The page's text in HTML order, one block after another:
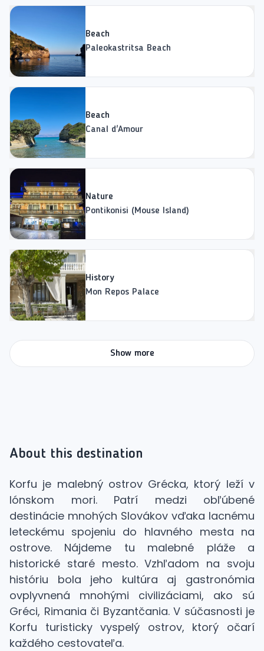
Beach
Paleokastritsa Beach
Beach
Canal d'Amour
Nature
Pontikonisi (Mouse Island)
History
Mon Repos Palace
Show more
About this destination
Korfu je malebný ostrov Grécka, ktorý leží v
Iónskom mori. Patrí medzi obľúbené
destinácie mnohých Slovákov vďaka lacnému
leteckému spojeniu do hlavného mesta na
ostrove. Nájdeme tu malebné pláže a
historické staré mesto. Vzhľadom na svoju
históriu bola jeho kultúra aj gastronómia
ovplyvnená mnohými civilizáciami, ako sú
Gréci, Rimania či Byzantčania. V súčasnosti je
Korfu turisticky vyspelý ostrov, ktorý očarí
každého cestovateľa.